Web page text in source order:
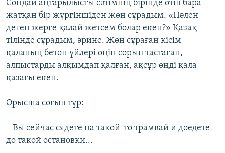
Сондай аңтарылысты сәтімнің бірінде өтіп бара
жатқан бір жүргіншіден жөн сұрадым. «Пәлен
деген жерге қалай жетсем болар екен?» Қазақ
тілінде сұрадым, әрине. Жөн сұраған кісім
қаланың бетон үйлері өңін сорып тастаған,
алпыстарды алқымдап қалған, ақсұр өңді қала
қазағы екен.
Орысша соғып тұр:
– Вы сейчас сядете на такой-то трамвай и доедете
до такой остановки...